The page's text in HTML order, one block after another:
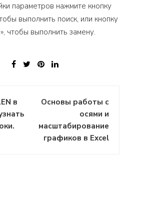
параметров нажмите кнопку
выполнить поиск, или кнопку
чтобы выполнить замену.
в
Основы работы с
осями и
масштабирование
графиков в Excel